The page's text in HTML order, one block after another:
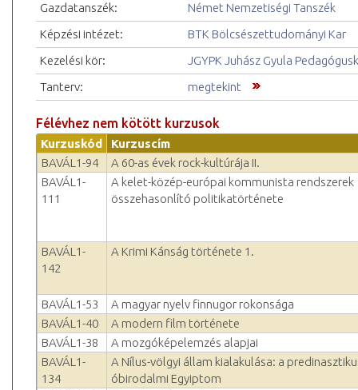
Gazdatanszék:
Német Nemzetiségi Tanszék
Képzési intézet:
BTK Bölcsészettudományi Kar
Kezelési kör:
JGYPK Juhász Gyula
Tanterv:
megtekint
Félévhez nem kötött kurzusok
Kurzuskód
Kurzuscím
BAVÁL1-94
A 60-as évek rock-kultúrája II.
BAVÁL1-
111
A kelet-közép-európai kommunista rendszerek
összehasonlító politikatörténete
BAVÁL1-
142
A Krimi Kánság története 1.
BAVÁL1-53
A magyar nyelv finnugor rokonsága
BAVÁL1-40
A modern film története
BAVÁL1-38
A mozgóképelemzés alapjai
BAVÁL1-
134
A Nílus-völgyi állam kialakulása: a
óbirodalmi Egyiptom